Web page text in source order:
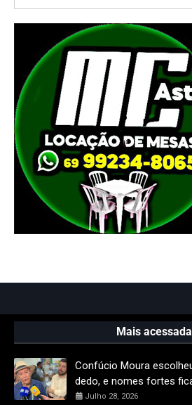
Mais
Confúcio Moura
dedo, e nomes fortes
Julho 28, 2026